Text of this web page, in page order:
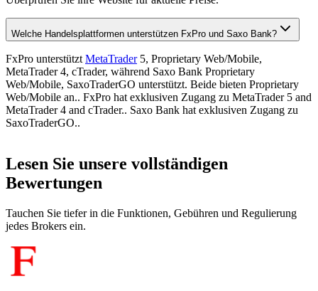
Welche Handelsplattformen unterstützen FxPro und Saxo Bank?
FxPro unterstützt MetaTrader5, Proprietary Web/Mobile,
MetaTrader 4, cTrader, während Saxo Bank Proprietary
Web/Mobile, SaxoTraderGO unterstützt. Beide bieten Proprietary
Web/Mobile an.. FxPro hat exklusiven Zugang zu MetaTrader 5 and
MetaTrader 4 and cTrader.. Saxo Bank hat exklusiven Zugang zu
SaxoTraderGO..
Lesen Sie unsere vollständigen
Bewertungen
Tauchen Sie tiefer in die Funktionen, Gebühren und Regulierung
jedes Brokers ein.